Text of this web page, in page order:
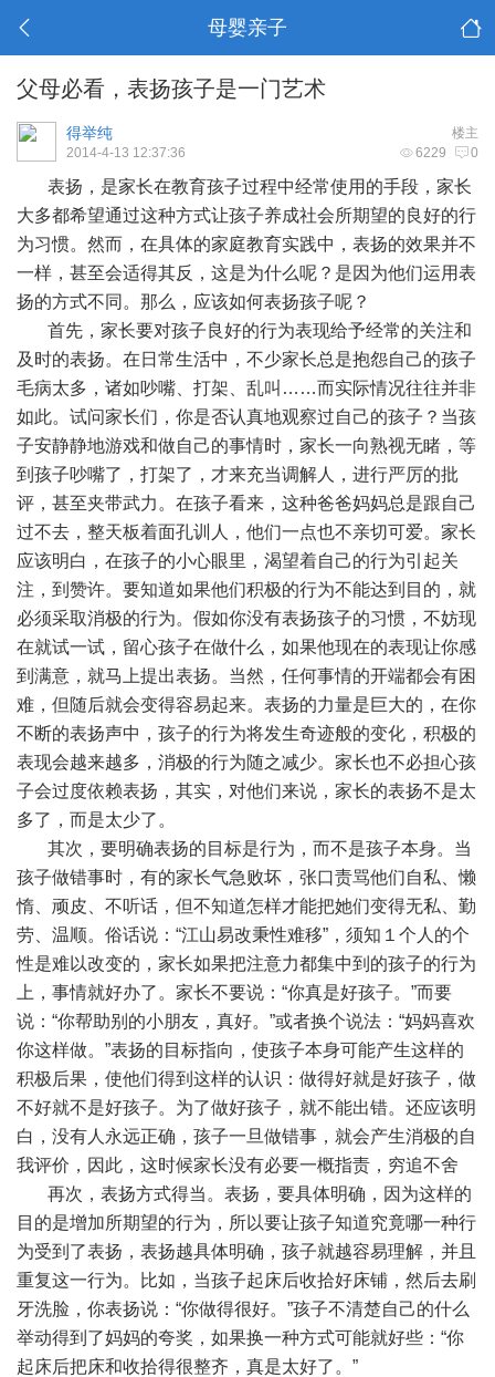
母婴亲子
父母必看，表扬孩子是一门艺术
楼主
得举纯
6229 0
2014-4-13 12:37:36
表扬，是家长在教育孩子过程中经常使用的手段，家长
大多都希望通过这种方式让孩子养成社会所期望的良好的行
为习惯。然而，在具体的家庭教育实践中，表扬的效果并不
一样，甚至会适得其反，这是为什么呢？是因为他们运用表
扬的方式不同。那么，应该如何表扬孩子呢？
首先，家长要对孩子良好的行为表现给予经常的关注和
及时的表扬。在日常生活中，不少家长总是抱怨自己的孩子
毛病太多，诸如吵嘴、打架、乱叫……而实际情况往往并非
如此。试问家长们，你是否认真地观察过自己的孩子？当孩
子安静静地游戏和做自己的事情时，家长一向熟视无睹，等
到孩子吵嘴了，打架了，才来充当调解人，进行严厉的批
评，甚至夹带武力。在孩子看来，这种爸爸妈妈总是跟自己
过不去，整天板着面孔训人，他们一点也不亲切可爱。家长
应该明白，在孩子的小心眼里，渴望着自己的行为引起关
注，到赞许。要知道如果他们积极的行为不能达到目的，就
必须采取消极的行为。假如你没有表扬孩子的习惯，不妨现
在就试一试，留心孩子在做什么，如果他现在的表现让你感
到满意，就马上提出表扬。当然，任何事情的开端都会有困
难，但随后就会变得容易起来。表扬的力量是巨大的，在你
不断的表扬声中，孩子的行为将发生奇迹般的变化，积极的
表现会越来越多，消极的行为随之减少。家长也不必担心孩
子会过度依赖表扬，其实，对他们来说，家长的表扬不是太
多了，而是太少了。
其次，要明确表扬的目标是行为，而不是孩子本身。当
孩子做错事时，有的家长气急败坏，张口责骂他们自私、懒
惰、顽皮、不听话，但不知道怎样才能把她们变得无私、勤
劳、温顺。俗话说：“江山易改秉性难移”，须知１个人的个
性是难以改变的，家长如果把注意力都集中到的孩子的行为
上，事情就好办了。家长不要说：“你真是好孩子。”而要
说：“你帮助别的小朋友，真好。”或者换个说法：“妈妈喜欢
你这样做。”表扬的目标指向，使孩子本身可能产生这样的
积极后果，使他们得到这样的认识：做得好就是好孩子，做
不好就不是好孩子。为了做好孩子，就不能出错。还应该明
白，没有人永远正确，孩子一旦做错事，就会产生消极的自
我评价，因此，这时候家长没有必要一概指责，穷追不舍
再次，表扬方式得当。表扬，要具体明确，因为这样的
目的是增加所期望的行为，所以要让孩子知道究竟哪一种行
为受到了表扬，表扬越具体明确，孩子就越容易理解，并且
重复这一行为。比如，当孩子起床后收拾好床铺，然后去刷
牙洗脸，你表扬说：“你做得很好。”孩子不清楚自己的什么
举动得到了妈妈的夸奖，如果换一种方式可能就好些：“你
起床后把床和收拾得很整齐，真是太好了。”